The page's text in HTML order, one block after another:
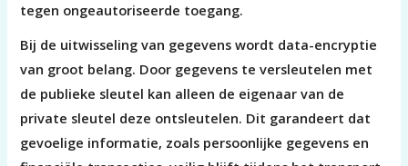
tegen ongeautoriseerde toegang.
Bij de uitwisseling van gegevens wordt data-encryptie
van groot belang. Door gegevens te versleutelen met
de publieke sleutel kan alleen de eigenaar van de
private sleutel deze ontsleutelen. Dit garandeert dat
gevoelige informatie, zoals persoonlijke gegevens en